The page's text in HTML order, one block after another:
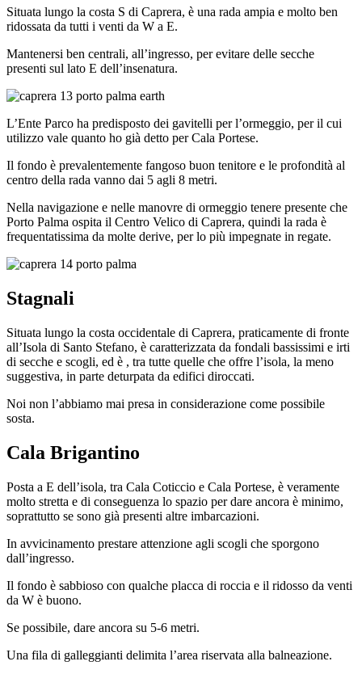
Situata lungo la costa S di Caprera, è una rada ampia e molto ben
ridossata da tutti i venti da W a E.
Mantenersi ben centrali, all’ingresso, per evitare delle secche
presenti sul lato E dell’insenatura.
L’Ente Parco ha predisposto dei gavitelli per l’ormeggio, per il cui
utilizzo vale quanto ho già detto per Cala Portese.
Il fondo è prevalentemente fangoso buon tenitore e le profondità al
centro della rada vanno dai 5 agli 8 metri.
Nella navigazione e nelle manovre di ormeggio tenere presente che
Porto Palma ospita il Centro Velico di Caprera, quindi la rada è
frequentatissima da molte derive, per lo più impegnate in regate.
Stagnali
Situata lungo la costa occidentale di Caprera, praticamente di fronte
all’Isola di Santo Stefano, è caratterizzata da fondali bassissimi e irti
di secche e scogli, ed è , tra tutte quelle che offre l’isola, la meno
suggestiva, in parte deturpata da edifici diroccati.
Noi non l’abbiamo mai presa in considerazione come possibile
sosta.
Cala Brigantino
Posta a E dell’isola, tra Cala Coticcio e Cala Portese, è veramente
molto stretta e di conseguenza lo spazio per dare ancora è minimo,
soprattutto se sono già presenti altre imbarcazioni.
In avvicinamento prestare attenzione agli scogli che sporgono
dall’ingresso.
Il fondo è sabbioso con qualche placca di roccia e il ridosso da venti
da W è buono.
Se possibile, dare ancora su 5-6 metri.
Una fila di galleggianti delimita l’area riservata alla balneazione.